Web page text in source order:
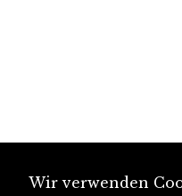
Wir verwenden